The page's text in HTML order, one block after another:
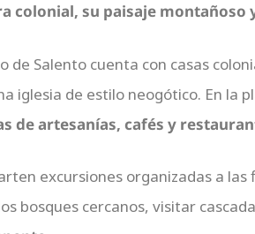
colonial, su paisaje montañoso
de Salento cuenta con casas
iglesia de estilo neogótico. En la
de artesanías, cafés y
excursiones organizadas a
bosques cercanos, visitar